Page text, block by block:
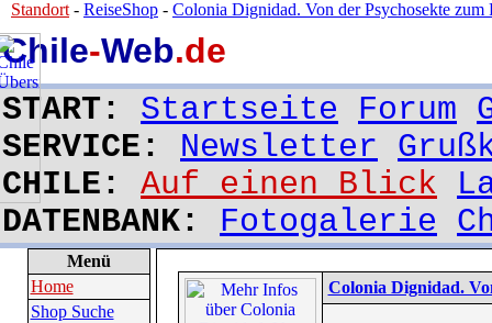
Chile-Web.de
START: Startseite Forum
SERVICE: Newsletter
CHILE: Auf einen Blick
DATENBANK: Fotogalerie
Standort - ReiseShop - Colonia Dignidad. Von der Psychosekte zum
Menü
Home
Shop Suche
Colonia Dignidad.